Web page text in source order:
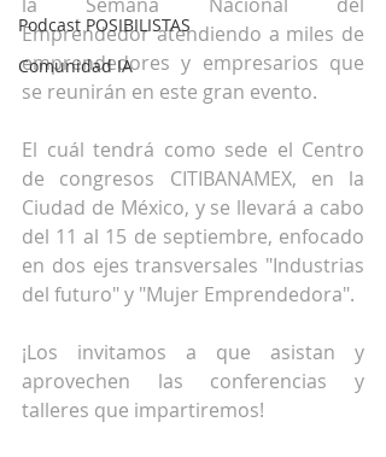
Podcast POSIBILISTAS
Comunidad IA
Emprendedor atendiendo a miles de
emprendedores y empresarios que
se reunirán en este gran evento.
El cuál tendrá como sede el Centro
de congresos CITIBANAMEX, en la
Ciudad de México, y se llevará a cabo
del 11 al 15 de septiembre, enfocado
en dos ejes transversales "Industrias
del futuro" y "Mujer Emprendedora".
¡Los invitamos a que asistan y
aprovechen las conferencias y
talleres que impartiremos!